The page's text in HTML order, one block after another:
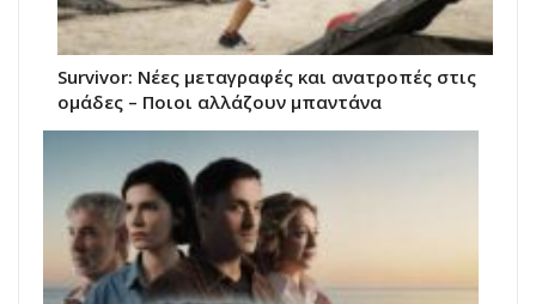
Survivor: Νέες μεταγραφές και ανατροπές στις
ομάδες – Ποιοι αλλάζουν μπαντάνα